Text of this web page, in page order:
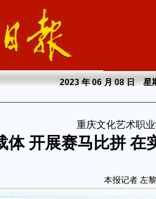
2023年 06 月 08 日 星
重庆文化艺术职
体 开展赛马比拼 在
本报记者 左